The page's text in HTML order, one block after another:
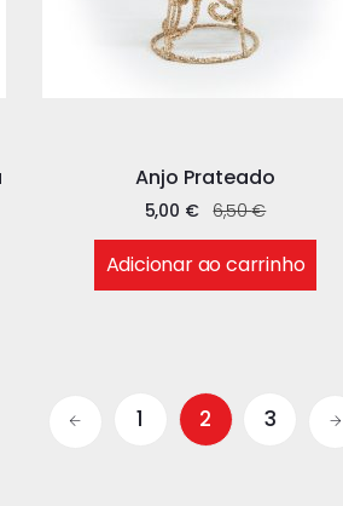
Anjo Prateado
6,50€
5,00 €
Adicionar ao carrinho
1 2 3